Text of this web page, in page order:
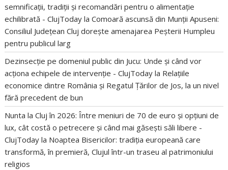
semnificații, tradiții și recomandări pentru o alimentație
echilibrată - ClujToday laComoară ascunsă din Munții Apuseni:
Consiliul Județean Cluj dorește amenajarea Peșterii Humpleu
pentru publicul larg
Dezinsecție pe domeniul public din Jucu: Unde și când vor
acționa echipele de intervenție - ClujToday la Relațiile
economice dintre România și Regatul Țărilor de Jos, la un nivel
fără precedent de bun
Nunta la Cluj în 2026: Între meniuri de 70 de euro și opțiuni de
lux, cât costă o petrecere și când mai găsești săli libere -
ClujToday la Noaptea Bisericilor: tradiția europeană care
transformă, în premieră, Clujul într-un traseu al patrimoniului
religios